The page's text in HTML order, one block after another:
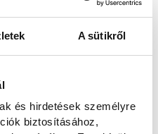
A sütikről
és hirdetések személyre
biztosításához,
Telefonon
adataim kezeléséhez az